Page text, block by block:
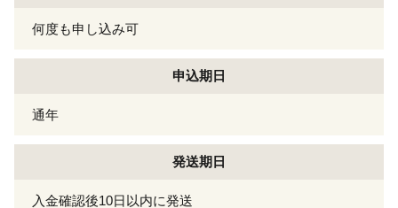
何度も申し込み可
申込期日
通年
発送期日
入金確認後10日以内に発送